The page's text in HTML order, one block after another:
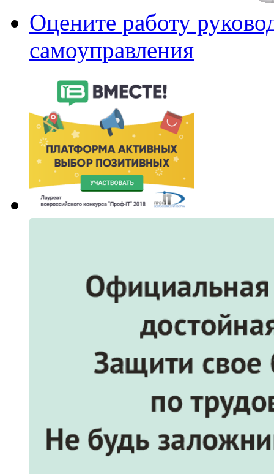
Оцените работу
самоуправления